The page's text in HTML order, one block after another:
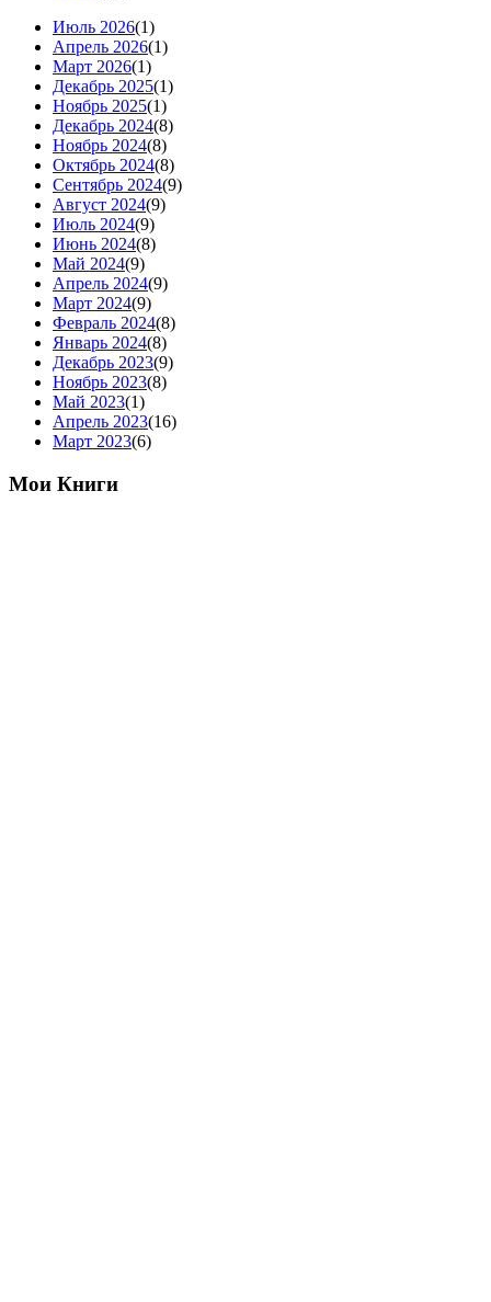
Июль 2026(1)
Апрель 2026(1)
Март 2026(1)
Декабрь 2025(1)
Ноябрь 2025(1)
Декабрь 2024(8)
Ноябрь 2024(8)
Октябрь 2024(8)
Сентябрь 2024(9)
Август 2024(9)
Июль 2024(9)
Июнь 2024(8)
Май 2024(9)
Апрель 2024(9)
Март 2024(9)
Февраль 2024(8)
Январь 2024(8)
Декабрь 2023(9)
Ноябрь 2023(8)
Май 2023(1)
Апрель 2023(16)
Март 2023(6)
Мои Книги